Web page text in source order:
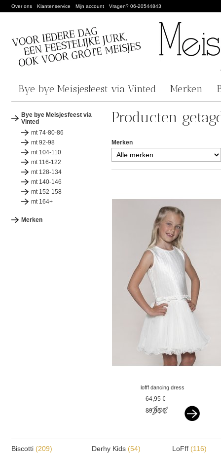
Over ons Klantenservice Mijn account Vragen? 06-20544843
Bye bye Meisjesfeest via Vinted Merken
Bye bye Meisjesfeest via
Vinted
mt 74-80-86
mt 92-98
mt 104-110
mt 116-122
mt 128-134
mt 140-146
mt 152-158
mt 164+
Merken
Producten
Merken
lofff dancing dress
caroline offwhite vxx foto
64,95 €
89,95 €
Biscotti (209)
Derhy Kids (54)
LoFff (116)